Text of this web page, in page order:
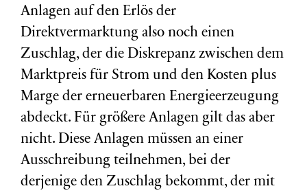
Anlagen auf den Erlös der
Direktvermarktung also noch einen
Zuschlag, der die Diskrepanz zwischen dem
Marktpreis für Strom und den Kosten plus
Marge der erneuerbaren Energieerzeugung
abdeckt. Für größere Anlagen gilt das aber
nicht. Diese Anlagen müssen an einer
Ausschreibung teilnehmen, bei der
derjenige den Zuschlag bekommt, der mit